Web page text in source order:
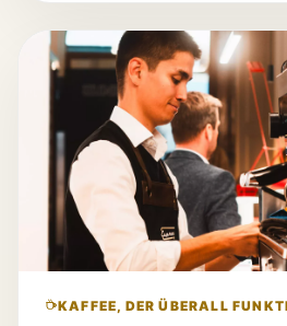
KAFFEE, DER ÜBERALL